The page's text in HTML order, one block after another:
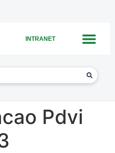
INTRANET
Pdvi